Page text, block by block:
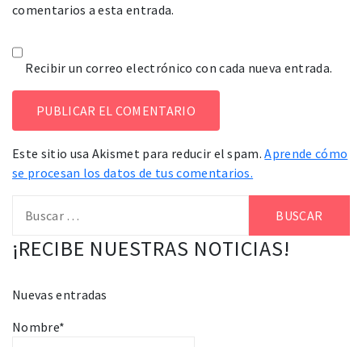
comentarios a esta entrada.
Recibir un correo electrónico con cada nueva entrada.
Este sitio usa Akismet para reducir el spam.Aprende cómo
se procesan los datos de tus comentarios.
¡RECIBE NUESTRAS NOTICIAS!
Nuevas entradas
Nombre*